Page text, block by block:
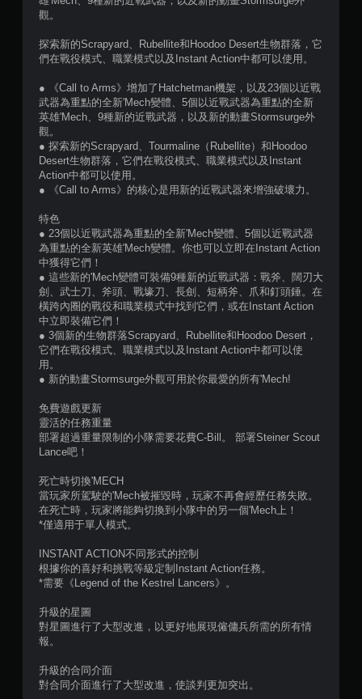
）
，
共
2
4
評
分
觀。
探索新的Scrapyard、Rubellite和Hoodoo Desert生物群落，它
們在戰役模式、職業模式以及Instant Action中都可以使用。
● 《Call to Arms》增加了Hatchetman機架，以及23個以近戰
武器為重點的全新'Mech變體、5個以近戰武器為重點的全新
英雄'Mech、9種新的近戰武器，以及新的動畫Stormsurge外
觀。
● 探索新的Scrapyard、Tourmaline（Rubellite）和Hoodoo
Desert生物群落，它們在戰役模式、職業模式以及Instant
Action中都可以使用。
● 《Call to Arms》的核心是用新的近戰武器來增強破壞力。
特色
● 23個以近戰武器為重點的全新'Mech變體、5個以近戰武器
為重點的全新英雄'Mech變體。你也可以立即在Instant Action
中獲得它們！
● 這些新的'Mech變體可裝備9種新的近戰武器：戰斧、闊刃大
劍、武士刀、斧頭、戰壕刀、長劍、短柄斧、爪和釘頭錘。在
橫跨內圈的戰役和職業模式中找到它們，或在Instant Action
中立即裝備它們！
● 3個新的生物群落Scrapyard、Rubellite和Hoodoo Desert，
它們在戰役模式、職業模式以及Instant Action中都可以使
用。
● 新的動畫Stormsurge外觀可用於你最愛的所有'Mech!
免費遊戲更新
靈活的任務重量
部署超過重量限制的小隊需要花費C-Bill。 部署Steiner Scout
Lance吧！
死亡時切換'MECH
當玩家所駕駛的'Mech被摧毀時，玩家不再會經歷任務失敗。
在死亡時，玩家將能夠切換到小隊中的另一個'Mech上！
*僅適用于單人模式。
INSTANT ACTION不同形式的控制
根據你的喜好和挑戰等級定制Instant Action任務。
*需要《Legend of the Kestrel Lancers》。
升級的星圖
對星圖進行了大型改進，以更好地展現僱傭兵所需的所有情
報。
升級的合同介面
對合同介面進行了大型改進，使談判更加突出。